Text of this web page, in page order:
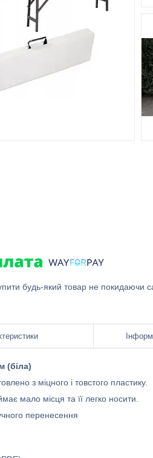
будь-який товар не покидаючи
(біла)
з міцного і товстого пластику.
мало місця та її легко носити.
перенесення